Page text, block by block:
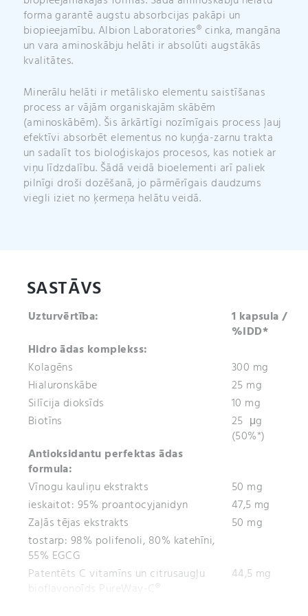
forma garantē augstu absorbcijas pakāpi un
biopieejamību. Albion Laboratories® cinka, mangāna
un vara aminoskābju helāti ir absolūti augstākās
kvalitātes.
Minerālu helāti ir metālisko elementu saistīšanas
process ar vājām organiskajām skābēm
(aminoskābēm). Šis ārkārtīgi nozīmīgais process ļauj
efektīvi absorbēt elementus no kuņģa-zarnu trakta
un sadalīt tos bioloģiskajos procesos, kas notiek ar
viņu līdzdalību. Šādā veidā bioelementi arī paliek
pilnīgi droši dozēšanā, jo pārmērīgais daudzums
viegli iziet no ķermeņa helātu veidā.
SASTĀVS
Uzturvērtība:
1 kapsula /
%IDD*
Hidro ādas komplekss:
Kolagēns
300 mg
Hialuronskābe
25 mg
Silīcija dioksīds
10 mg
Biotīns
25 μg
(50%*)
Antioksidantu perfektas ādas
formula:
Vīnogu kauliņu ekstrakts
50 mg
ieskaitot: 95% proantocyjanidyn
47,5 mg
Zaļās tējas ekstrakts
50 mg
tostarp: 98% polifenoli, 80% katehīni,
55% EGCG
Patentēts C vitamīns un citrusaugļu
bioflavonoīds PureWay-C®
44,5 mg